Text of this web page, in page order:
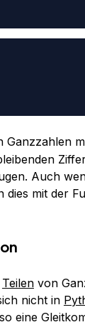
Ganzzahlen
Auch
dies mit der
Teilenvon
nicht in
eine